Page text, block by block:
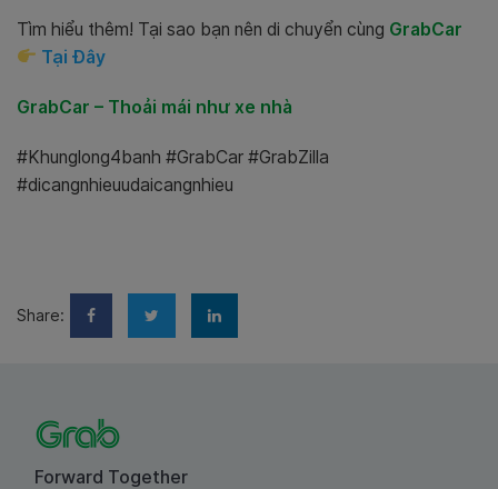
Tìm hiểu thêm! Tại sao bạn nên di chuyển cùng GrabCar
Tại Đây
GrabCar – Thoải mái như xe nhà
#Khunglong4banh #GrabCar #GrabZilla
#dicangnhieuudaicangnhieu
Share:
Forward Together